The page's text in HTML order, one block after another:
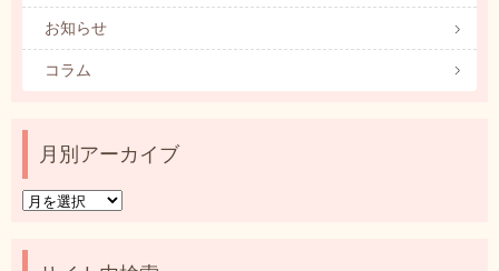
お知らせ
コラム
月別アーカイブ
月
ア